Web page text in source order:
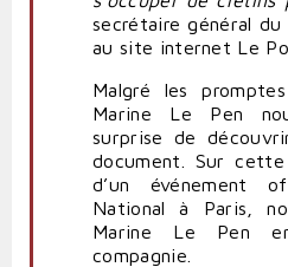
secrétaire général
au site internet Le
Malgré les
Marine Le Pen
surprise de
document. Sur
d’un événement
National à Paris,
Marine Le Pen
compagnie.